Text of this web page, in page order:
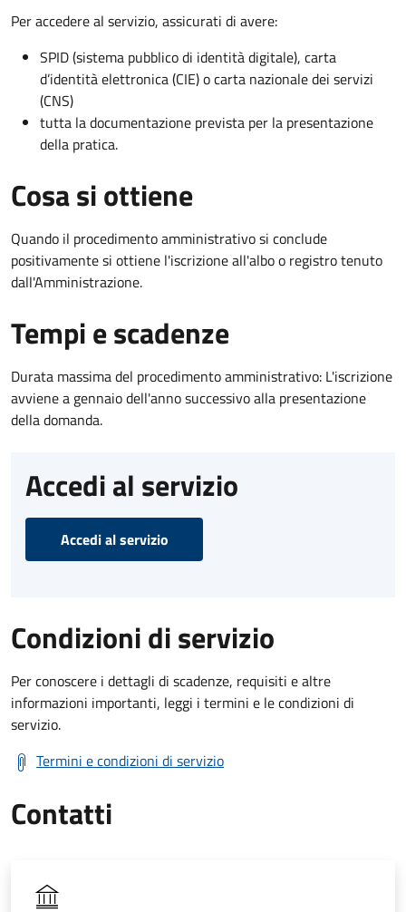
Per accedere al servizio, assicurati di avere:
SPID (sistema pubblico di identità digitale), carta
d’identità elettronica (CIE) o carta nazionale dei servizi
(CNS)
tutta la documentazione prevista per la presentazione
della pratica.
Cosa si ottiene
Quando il procedimento amministrativo si conclude
positivamente si ottiene l'iscrizione all'albo o registro tenuto
dall'Amministrazione.
Tempi e scadenze
Durata massima del procedimento amministrativo: L'iscrizione
avviene a gennaio dell'anno successivo alla presentazione
della domanda.
Accedi al servizio
Accedi al servizio
Condizioni di servizio
Per conoscere i dettagli di scadenze, requisiti e altre
informazioni importanti, leggi i termini e le condizioni di
servizio.
Termini e condizioni di servizio
Contatti